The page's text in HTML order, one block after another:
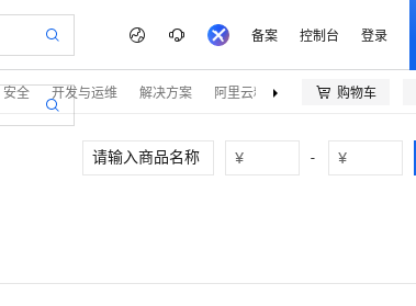
了解阿里云 备案 控制台 登录
安全 开发与运维 解决方案 阿里云精选 伙伴招募
 购物车
¥ - ¥